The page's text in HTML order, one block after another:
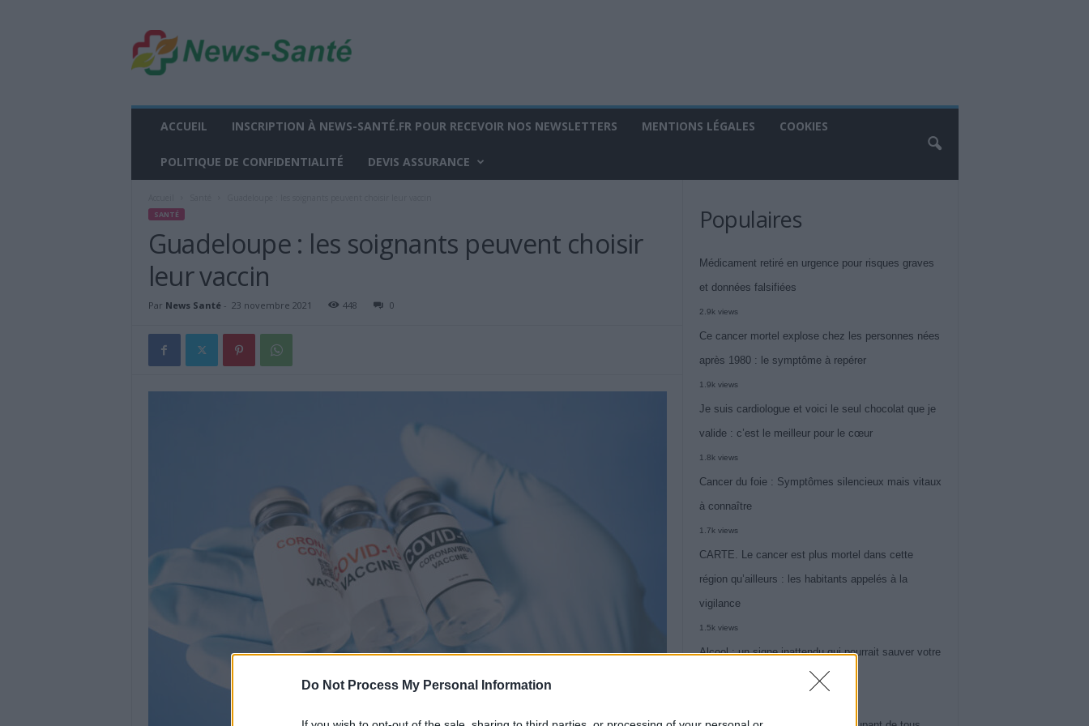
Do Not Process My Personal Information
w
s
ACCUEIL INSCRIPTION À NEWS-SANTÉ.FR POUR RECEVOIR NOS NEWSLETTERS MENTIONS LÉGALES COOKIES
POLITIQUE DE CONFIDENTIALITÉ DEVIS ASSURANCE
SANTÉ
Guadeloupe : les soignants peuvent choisir
leur vaccin
Par News Santé- 23 novembre 2021 448 0
Populaires
Médicament retiré en urgence pour risques graves
et données falsifiées
2.9k views
Ce cancer mortel explose chez les personnes nées
après 1980 : le symptôme à repérer
1.9k views
Je suis cardiologue et voici le seul chocolat que je
valide : c’est le meilleur pour le cœur
1.8k views
Cancer du foie : Symptômes silencieux mais vitaux
à connaître
1.7k views
CARTE. Le cancer est plus mortel dans cette
région qu’ailleurs : les habitants appelés à la
vigilance
1.5k views
Alcool : un signe inattendu qui pourrait sauver votre